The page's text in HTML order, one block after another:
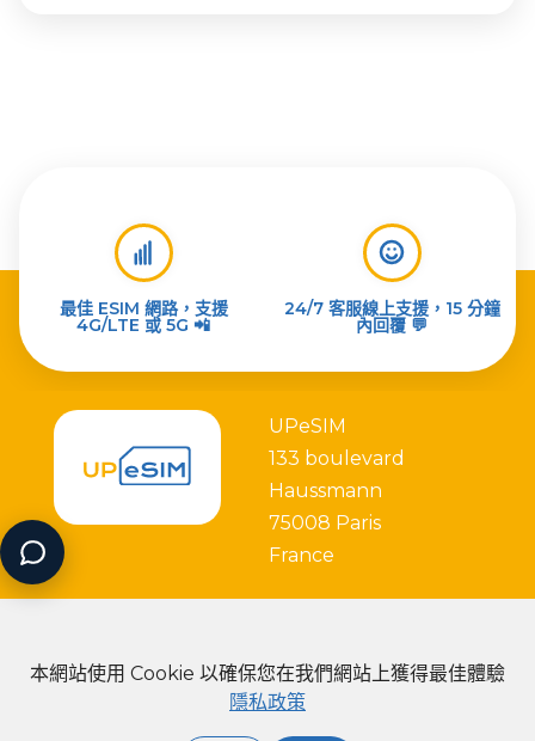
本網站使用 Cookie 以確保您在我們網站上獲得最佳體驗
隱私政策
最佳 ESIM 網路，支援
4G/LTE 或 5G 📲
24/7 客服線上支援，15 分鐘
內回覆 💬
UPeSIM
133 boulevard
Haussmann
75008 Paris
France
Partner with